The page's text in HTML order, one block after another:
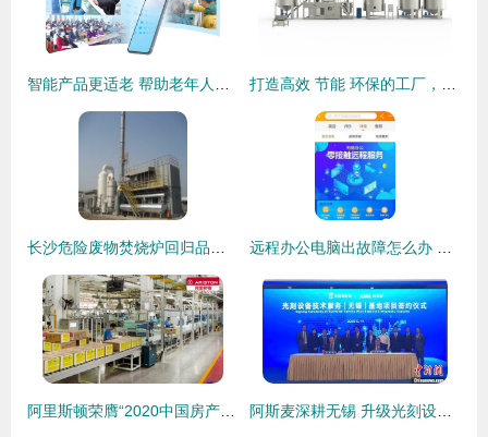
智能产品更适老 帮助老年人跨过“数字鸿沟”的技术服务 打造高效 节能 环保的工厂，太诠科技势在必行
长沙危险废物焚烧炉回归品质 卓越技术与专业服务的双赢之道 远程办公电脑出故障怎么办 苏宁科技强化零接触远程技术服务
阿里斯顿荣膺“2020中国房产500强首选冷凝壁挂炉品牌”桂冠，技术服务并重铸就行业丰碑 阿斯麦深耕无锡 升级光刻设备技术服务基地，强化本土产业链赋能